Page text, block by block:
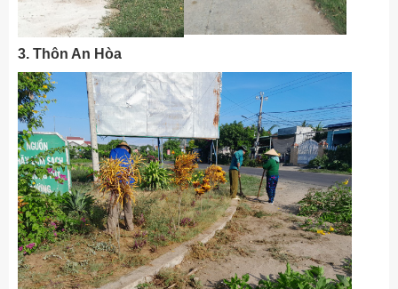
3. Thôn An Hòa